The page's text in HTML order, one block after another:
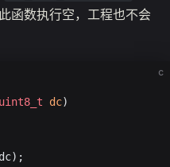
函数执行空，工程也不会
c
uint8_t dc)